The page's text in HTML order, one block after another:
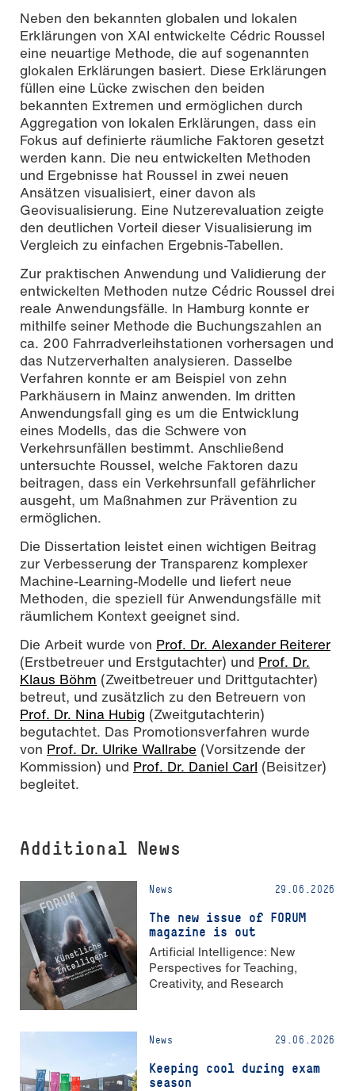
Neben den bekannten globalen und lokalen
Erklärungen von XAI entwickelte Cédric Roussel
eine neuartige Methode, die auf sogenannten
glokalen Erklärungen basiert. Diese Erklärungen
füllen eine Lücke zwischen den beiden
bekannten Extremen und ermöglichen durch
Aggregation von lokalen Erklärungen, dass ein
Fokus auf definierte räumliche Faktoren gesetzt
werden kann. Die neu entwickelten Methoden
und Ergebnisse hat Roussel in zwei neuen
Ansätzen visualisiert, einer davon als
Geovisualisierung. Eine Nutzerevaluation zeigte
den deutlichen Vorteil dieser Visualisierung im
Vergleich zu einfachen Ergebnis-Tabellen.
Zur praktischen Anwendung und Validierung der
entwickelten Methoden nutze Cédric Roussel drei
reale Anwendungsfälle. In Hamburg konnte er
mithilfe seiner Methode die Buchungszahlen an
ca. 200 Fahrradverleihstationen vorhersagen und
das Nutzerverhalten analysieren. Dasselbe
Verfahren konnte er am Beispiel von zehn
Parkhäusern in Mainz anwenden. Im dritten
Anwendungsfall ging es um die Entwicklung
eines Modells, das die Schwere von
Verkehrsunfällen bestimmt. Anschließend
untersuchte Roussel, welche Faktoren dazu
beitragen, dass ein Verkehrsunfall gefährlicher
ausgeht, um Maßnahmen zur Prävention zu
ermöglichen.
Die Dissertation leistet einen wichtigen Beitrag
zur Verbesserung der Transparenz komplexer
Machine-Learning-Modelle und liefert neue
Methoden, die speziell für Anwendungsfälle mit
räumlichem Kontext geeignet sind.
Die Arbeit wurde von Prof. Dr. Alexander Reiterer
(Erstbetreuer und Erstgutachter) und Prof. Dr.
Klaus Böhm (Zweitbetreuer und Drittgutachter)
betreut, und zusätzlich zu den Betreuern von
Prof. Dr. Nina Hubig (Zweitgutachterin)
begutachtet. Das Promotionsverfahren wurde
von Prof. Dr. Ulrike Wallrabe (Vorsitzende der
Kommission) und Prof. Dr. Daniel Carl (Beisitzer)
begleitet.
Additional News
News 29.06.2026
The new issue of FORUM
magazine is out
Artificial Intelligence: New
Perspectives for Teaching,
Creativity, and Research
News 29.06.2026
Keeping cool during exam
season